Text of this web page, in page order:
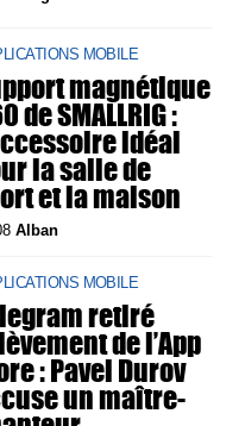
MOBILE
magnétique
de SMALLRIG :
idéal
la salle de
et la maison
Alban
MOBILE
retiré
de l’App
: Pavel Durov
un maître-